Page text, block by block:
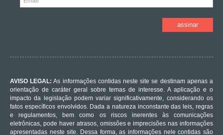
AVISO LEGAL: As informações contidas neste site se destinam apenas a
orientação de caráter geral sobre temas de interesse. A aplicação e o
impacto da legislação podem variar significativamente, considerando os
fatos específicos envolvidos. Dada a natureza inconstante das leis, regras
e regulamentos, bem como os riscos inerentes às comunicações
eletrônicas, pode haver atrasos, omissões e imprecisões nas informações
apresentadas neste site. Dessa forma, as informações nele contidas são